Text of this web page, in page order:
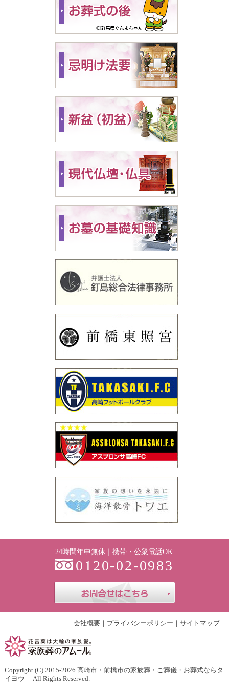
24時間年中無休｜携帯・公衆電話OK
0120-02-0983
会社概要 プライバシーポリシー サイトマップ
Copyright (C) 2015-2026 高崎市・前橋市の家族葬・ご葬儀・お葬式ならタ
イヨウ ｜ All Rights Reserved.